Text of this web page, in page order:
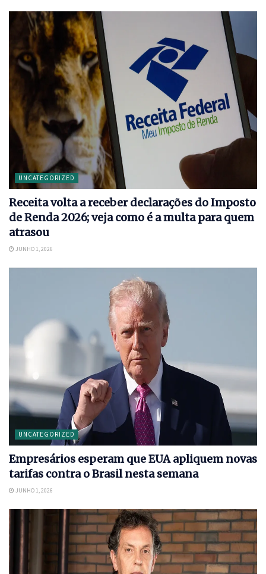
UNCATEGORIZED
Receita volta a receber declarações do Imposto
de Renda 2026; veja como é a multa para quem
atrasou
JUNHO 1, 2026
UNCATEGORIZED
Empresários esperam que EUA apliquem novas
tarifas contra o Brasil nesta semana
JUNHO 1, 2026